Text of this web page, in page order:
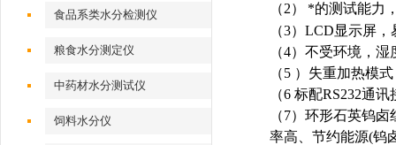
食品系类水分检测仪
粮食水分测定仪
中药材水分测试仪
饲料水分仪
（2）
*的测试能力
（3） LCD显示屏，
（4）不受环境，湿
（5 ）失重加热模
（6 标配RS232通讯
（7）环形石英钨卤
率高、节约能源(钨